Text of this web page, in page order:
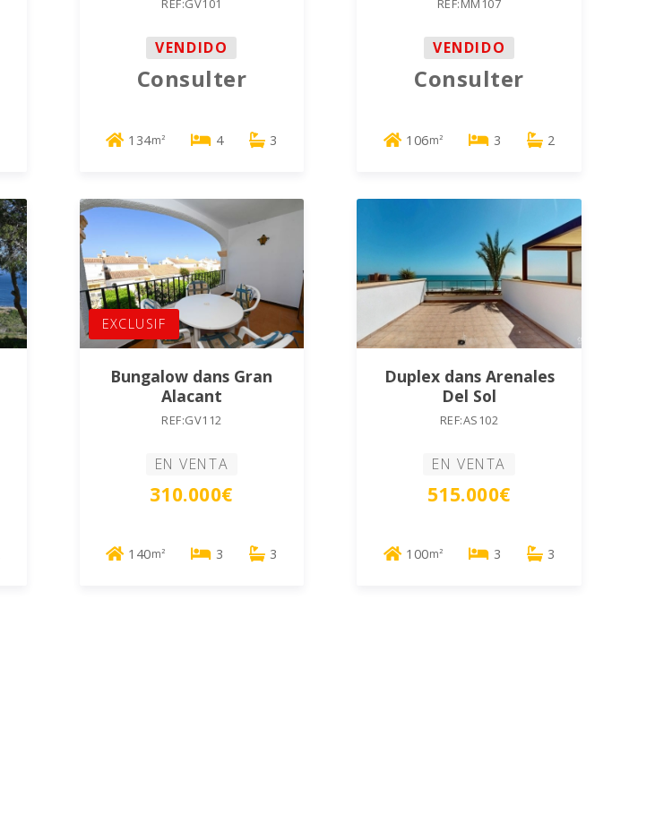
REF:GV101
VENDIDO
Consulter
134m² 4 3
REF:MM107
VENDIDO
Consulter
106m² 3 2
EXCLUSIF
Bungalow dans Gran
Alacant
REF:GV112
EN VENTA
310.000€
140m² 3 3
Duplex dans Arenales
Del Sol
REF:AS102
EN VENTA
515.000€
100m² 3 3